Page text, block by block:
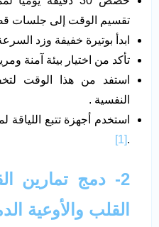
تقسيم الوقت إلى جلسات
ابدأ بوتيرة خفيفة وزد
تأكد من اختيار بيئة آمنة
استفد من هذا الوقت
النفسية .
استخدم أجهزة تتبع
.
[1]
2- دمج تمارين
القلب والأوعية